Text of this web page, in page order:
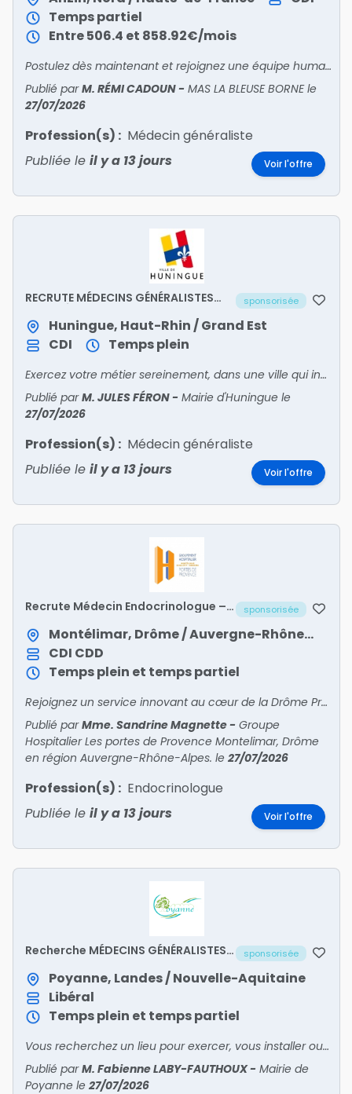
Temps partiel
Entre 506.4 et 858.92€/mois
Postulez dès maintenant et rejoignez une équipe humaine et engagée !
Publié parM. RÉMI CADOUN- MAS LA BLEUSE BORNEle
27/07/2026
Profession(s) : Médecin généraliste
Publiée le il y a 13 jours Voir l'offre
RECRUTE MÉDECINS GÉNÉRALISTES
sponsorisée
Huningue, Haut-Rhin / Grand Est
CDI
Temps plein
Exercez votre métier sereinement, dans une ville qui investit pour la santé de ses habitants. Rejoignez-nous !
Publié parM. JULES FÉRON- Mairie d'Huningue le
27/07/2026
Profession(s) : Médecin généraliste
Publiée le il y a 13 jours Voir l'offre
Recrute Médecin Endocrinologue –
sponsorisée
Montélimar, Drôme / Auvergne-Rhône-Alpes
CDI CDD
Temps plein et temps partiel
Rejoignez un service innovant au cœur de la Drôme Provençale !
Publié parMme. Sandrine Magnette- Groupe
Hospitalier Les portes de Provence Montelimar, Drôme
en région Auvergne-Rhône-Alpes. le 27/07/2026
Profession(s) : Endocrinologue
Publiée le il y a 13 jours Voir l'offre
Recherche MÉDECINS GÉNÉRALISTES
l'installation
sponsorisée
Poyanne, Landes / Nouvelle-Aquitaine
Libéral
Temps plein et temps partiel
Vous recherchez un lieu pour exercer, vous installer ou développer votre activité ?Poyanne vous attend.Renseignements auprès de la Mairie Tel : 05 58 98 92 72 ; Mail : mairie@poyanne.frDisponibilit
Publié parM. Fabienne LABY-FAUTHOUX- Mairie de
Poyanne le 27/07/2026